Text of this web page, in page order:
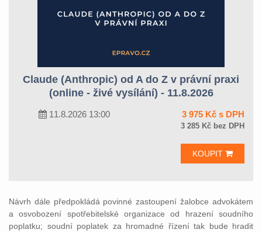
Claude (Anthropic) od A do Z v právní praxi
(online - živé vysílání) - 11.8.2026
11.8.2026 13:00 3 975 Kč s DPH
3 285 Kč bez DPH
KOUPIT
Návrh dále předpokládá povinné zastoupení žalobce advokátem
a osvobození spotřebitelské organizace od hrazení soudního
poplatku; soudní poplatek za hromadné řízení tak bude hradit